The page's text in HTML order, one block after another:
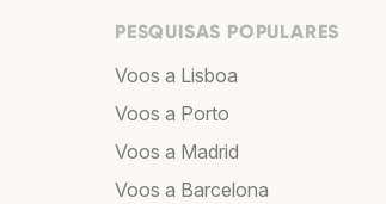
PESQUISAS POPULARES
Voos a Lisboa
Voos a Porto
Voos a Madrid
Voos a Barcelona